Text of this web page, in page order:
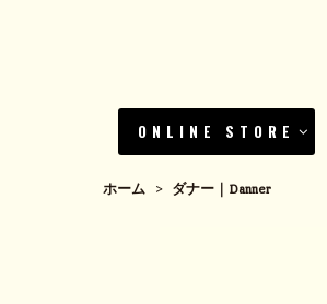
ONLINE STORE
ホーム > ダナー｜Danner